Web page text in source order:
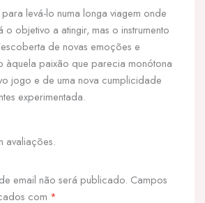
levá-lo numa longa viagem onde
objetivo a atingir, mas o instrumento
de novas emoções e
àquela paixão que parecia monótona
jogo e de uma nova cumplicidade
experimentada.
avaliações.
email não será publicado. Campos
com *